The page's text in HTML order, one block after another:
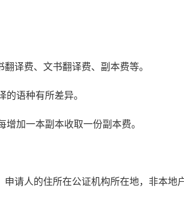
译费、文书翻译费、副本费等。
语种有所差异。
加一本副本收取一份副本费。
请人的住所在公证机构所在地，非本地